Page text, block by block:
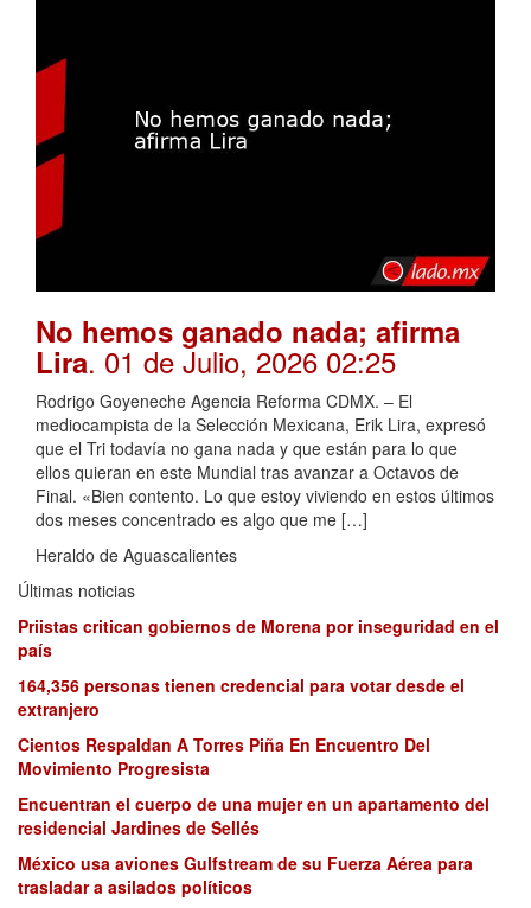
No hemos ganado nada; afirma
Lira. 01 de Julio, 2026 02:25
Rodrigo Goyeneche Agencia Reforma CDMX. – El
mediocampista de la Selección Mexicana, Erik Lira, expresó
que el Tri todavía no gana nada y que están para lo que
ellos quieran en este Mundial tras avanzar a Octavos de
Final. «Bien contento. Lo que estoy viviendo en estos últimos
dos meses concentrado es algo que me […]
Heraldo de Aguascalientes
Últimas noticias
Priistas critican gobiernos de Morena por inseguridad en el
país
164,356 personas tienen credencial para votar desde el
extranjero
Cientos Respaldan A Torres Piña En Encuentro Del
Movimiento Progresista
Encuentran el cuerpo de una mujer en un apartamento del
residencial Jardines de Sellés
México usa aviones Gulfstream de su Fuerza Aérea para
trasladar a asilados políticos